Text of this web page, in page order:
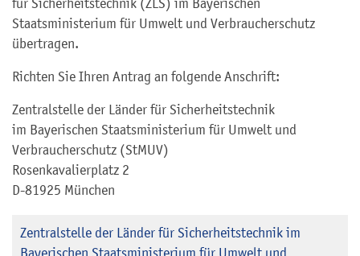
für Sicherheitstechnik (ZLS) im Bayerischen
Staatsministerium für Umwelt und Verbraucherschutz
übertragen.
Richten Sie Ihren Antrag an folgende Anschrift:
Zentralstelle der Länder für Sicherheitstechnik
im Bayerischen Staatsministerium für Umwelt und
Verbraucherschutz (StMUV)
Rosenkavalierplatz 2
D-81925 München
Zentralstelle der Länder für Sicherheitstechnik im